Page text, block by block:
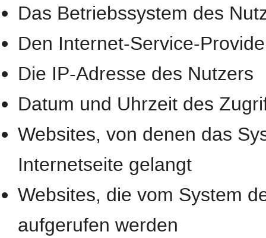
Das Betriebssystem des
Den Internet-Service-
Die IP-Adresse des Nutzers
Datum und Uhrzeit des
Websites, von denen das
Internetseite gelangt
Websites, die vom System
aufgerufen werden